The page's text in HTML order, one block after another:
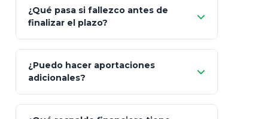
"Switching" (cambio de fondos)
¿Qué pasa si fallezco antes de
finalizar el plazo?
100% a tus
beneficiarios designados
¿Puedo hacer aportaciones
adicionales?